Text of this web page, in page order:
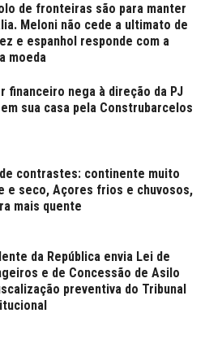
de fronteiras são para manter
Meloni não cede a ultimato de
e espanhol responde com a
moeda
financeiro nega à direção da PJ
sua casa pela Construbarcelos
contrastes: continente muito
e seco, Açores frios e chuvosos,
mais quente
da República envia Lei de
e de Concessão de Asilo
preventiva do Tribunal